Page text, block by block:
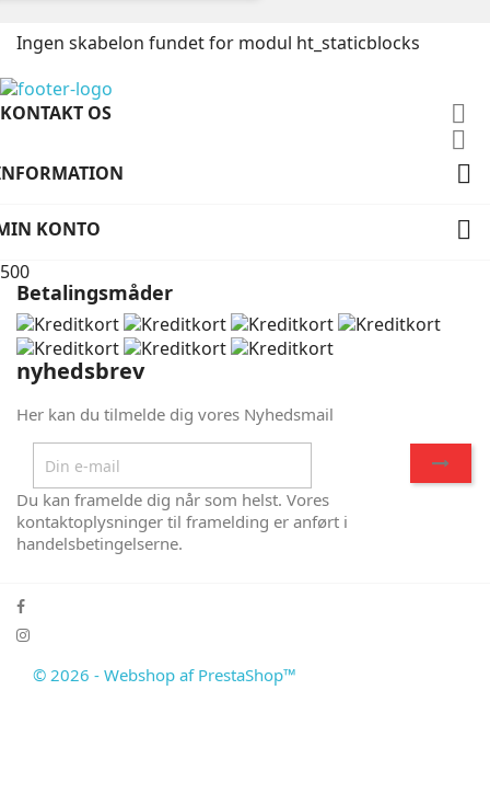
Ingen skabelon fundet for modul ht_staticblocks
KONTAKT OS



KONTO 
500
Betalingsmåder
nyhedsbrev
Her kan du tilmelde dig vores Nyhedsmail
Du kan framelde dig når som helst. Vores
kontaktoplysninger til framelding er anført i
handelsbetingelserne.
© 2026 - Webshop af PrestaShop™